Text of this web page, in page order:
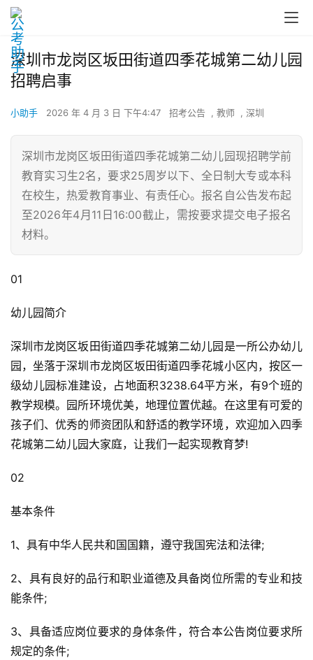
深圳市龙岗区坂田街道四季花城第二幼儿园
招聘启事
小助手 2026 年 4 月 3 日 下午4:47 招考公告 , 教师 , 深圳
深圳市龙岗区坂田街道四季花城第二幼儿园现招聘学前
教育实习生2名，要求25周岁以下、全日制大专或本科
在校生，热爱教育事业、有责任心。报名自公告发布起
至2026年4月11日16:00截止，需按要求提交电子报名
材料。
01
幼儿园简介
深圳市龙岗区坂田街道四季花城第二幼儿园是一所公办幼儿
园，坐落于深圳市龙岗区坂田街道四季花城小区内，按区一
级幼儿园标准建设，占地面积3238.64平方米，有9个班的
教学规模。园所环境优美，地理位置优越。在这里有可爱的
孩子们、优秀的师资团队和舒适的教学环境，欢迎加入四季
花城第二幼儿园大家庭，让我们一起实现教育梦!
02
基本条件
1、具有中华人民共和国国籍，遵守我国宪法和法律;
2、具有良好的品行和职业道德及具备岗位所需的专业和技
能条件;
3、具备适应岗位要求的身体条件，符合本公告岗位要求所
规定的条件;